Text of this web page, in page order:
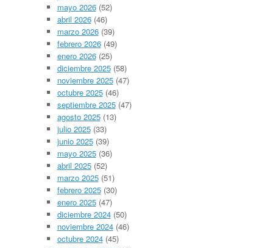
mayo 2026(52)
abril 2026(46)
marzo 2026(39)
febrero 2026(49)
enero 2026(25)
diciembre 2025(58)
noviembre 2025(47)
octubre 2025(46)
septiembre 2025(47)
agosto 2025(13)
julio 2025(33)
junio 2025(39)
mayo 2025(36)
abril 2025(52)
marzo 2025(51)
febrero 2025(30)
enero 2025(47)
diciembre 2024(50)
noviembre 2024(46)
octubre 2024(45)